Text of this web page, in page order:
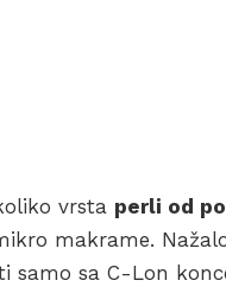
vrsta perli od
makrame.
samo sa C-Lon